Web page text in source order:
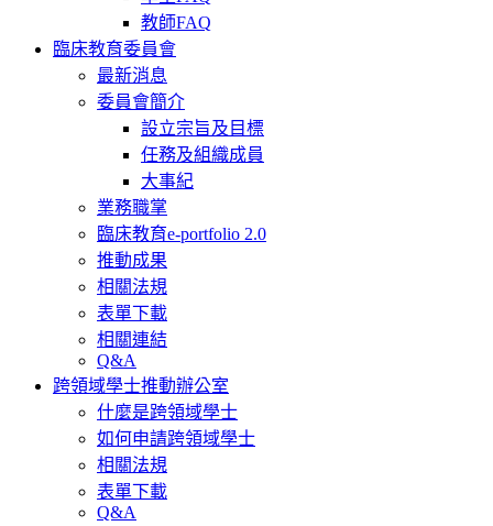
教師FAQ
臨床教育委員會
最新消息
委員會簡介
設立宗旨及目標
任務及組織成員
大事紀
業務職掌
臨床教育e-portfolio 2.0
推動成果
相關法規
表單下載
相關連結
Q&A
跨領域學士推動辦公室
什麼是跨領域學士
如何申請跨領域學士
相關法規
表單下載
Q&A